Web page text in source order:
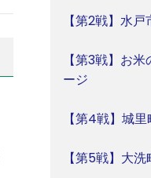
【第2戦】水
【第3戦】お
ージ
【第4戦】城
【第5戦】大